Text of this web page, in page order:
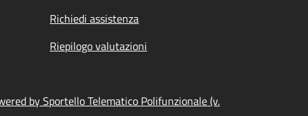
Richiedi assistenza
Riepilogo valutazioni
by Sportello Telematico Polifunzionale (v.